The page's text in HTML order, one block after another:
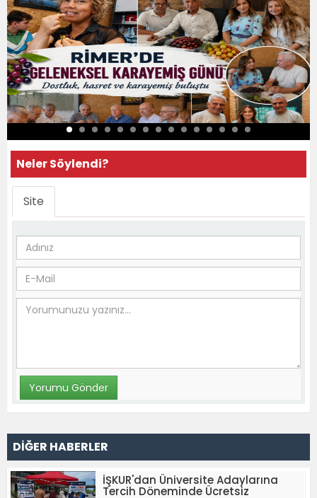
Neler Söylendi?
Site
DİĞER HABERLER
İŞKUR'dan Üniversite Adaylarına
Tercih Döneminde Ücretsiz